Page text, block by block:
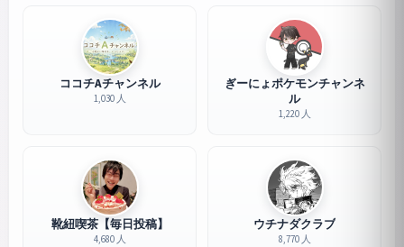
ココチAチャンネル
1,030 人
ぎーにょポケモンチャンネ
ル
1,220 人
靴紐喫茶【毎日投稿】
4,680 人
ウチナダクラブ
8,770 人